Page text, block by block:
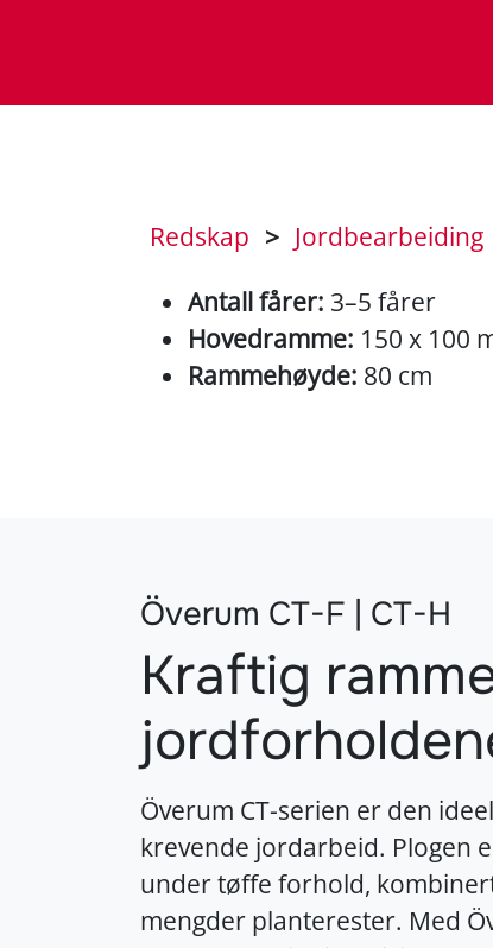
Redskap > Jordbearbeiding
Antall fårer: 3–5 fårer
Hovedramme: 150 x 100
Rammehøyde: 80 cm
Överum CT-F | CT-H
Kraftig
Överum CT-serien er den
krevende jordarbeid. Plogen
under tøffe forhold,
mengder planterester. Med